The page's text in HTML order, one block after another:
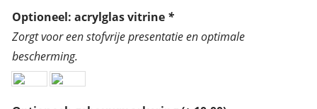
Optioneel: acrylglas vitrine *
Zorgt voor een stofvrije presentatie en optimale
bescherming.